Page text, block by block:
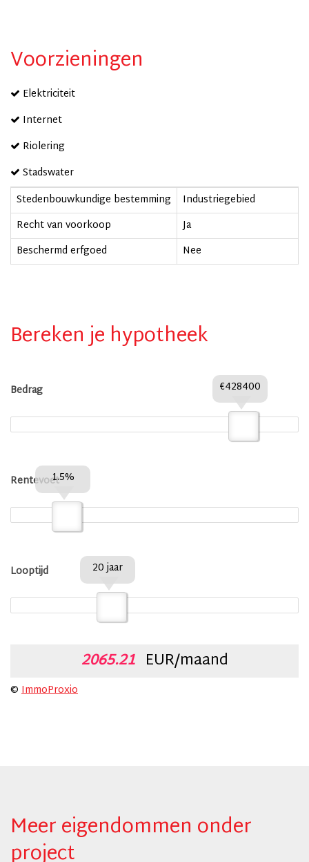
Voorzieningen
Elektriciteit
Internet
Riolering
Stadswater
Stedenbouwkundige bestemming
Industriegebied
Recht van voorkoop
Ja
Beschermd erfgoed
Nee
Bereken je hypotheek
Bedrag €428400
Rentevoet1.5%
Looptijd 20 jaar
2065.21 EUR/maand
© ImmoProxio
Meer eigendommen onder
project